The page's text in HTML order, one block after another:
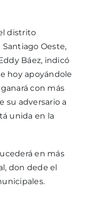
distrito
Oeste,
Báez, indicó
hoy apoyándole
con más
su adversario a
unida en la
en más
don dede el